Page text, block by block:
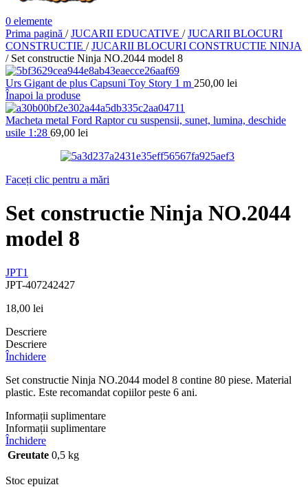
0 elemente
Prima pagină / JUCARII EDUCATIVE / JUCARII BLOCURI
CONSTRUCTIE / JUCARII BLOCURI CONSTRUCTIE NINJA
/ Set constructie Ninja NO.2044 model 8
Urs Gigant de plus Capsuni Toy Story 1 m 250,00 lei
Înapoi la produse
Macheta metal Ford Raptor cu suspensii, sunet, lumina, deschide
usile 1:28 69,00 lei
Faceți clic pentru a mări
Set constructie Ninja NO.2044
model 8
JPT1
JPT-407242427
18,00 lei
Descriere
Descriere
Închidere
Set constructie Ninja NO.2044 model 8 contine 80 piese. Material
plastic. Este recomandat copiilor peste 6 ani.
Informații suplimentare
Informații suplimentare
Închidere
Greutate 0,5 kg
Stoc epuizat